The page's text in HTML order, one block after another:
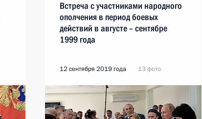
Встреча с участниками народного
ополчения в период боевых
действий в августе – сентябре
1999 года
12 сентября 2019 года 13 фото